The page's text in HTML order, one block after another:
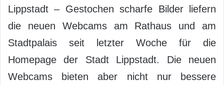
Lippstadt – Gestochen scharfe Bilder liefern
die neuen Webcams am Rathaus und am
Stadtpalais seit letzter Woche für die
Homepage der Stadt Lippstadt. Die neuen
Webcams bieten aber nicht nur bessere